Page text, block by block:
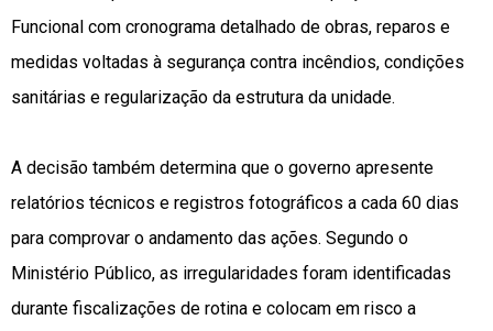
Funcional com cronograma detalhado de obras, reparos e
medidas voltadas à segurança contra incêndios, condições
sanitárias e regularização da estrutura da unidade.
A decisão também determina que o governo apresente
relatórios técnicos e registros fotográficos a cada 60 dias
para comprovar o andamento das ações. Segundo o
Ministério Público, as irregularidades foram identificadas
durante fiscalizações de rotina e colocam em risco a